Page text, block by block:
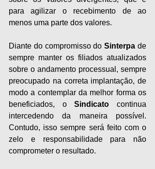
para agilizar o recebimento de ao
menos uma parte dos valores.
Diante do compromisso do Sinterpa de
sempre manter os filiados atualizados
sobre o andamento processual, sempre
preocupado na correta implantação, de
modo a contemplar da melhor forma os
beneficiados, o Sindicato continua
intercedendo da maneira possível.
Contudo, isso sempre será feito com o
zelo e responsabilidade para não
comprometer o resultado.